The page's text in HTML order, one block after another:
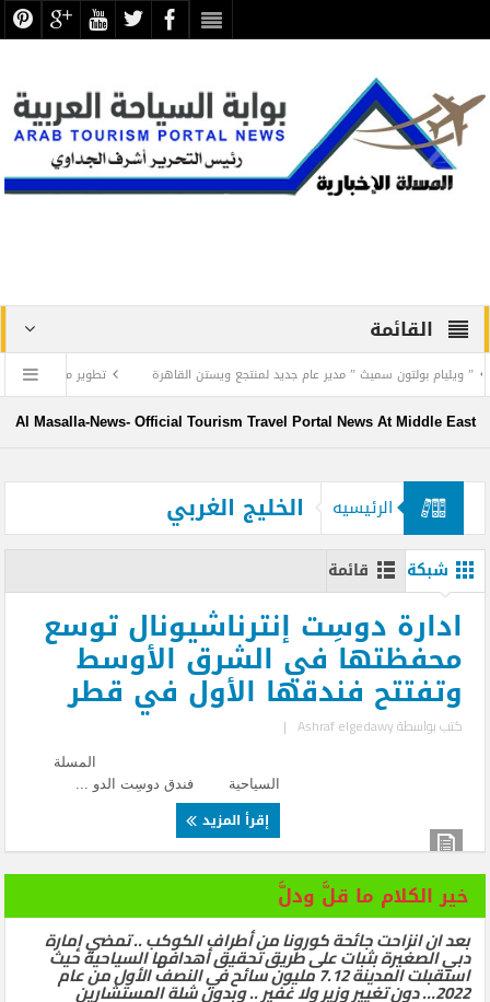
القائمة
بولتون سميث ” مدير عام جديد لمنتجع ويستن القاهرة تطوير منظومة العمل
Al Masalla-News- Official Tourism Travel Portal News At Middle East
الرئيسيه الخليج الغربي
شبكة قائمة
ادارة دوسِت إنترناشيونال توسع
محفظتها في الشرق الأوسط
وتفتتح فندقها الأول في قطر
كتب بواسطةAshraf elgedawy
|
المسلة
السياحية فندق دوسِت الدو ...
إقرأ المزيد
خير الكلام ما قلَّ ودلَّ
بعد ان انزاحت جائحة كورونا من أطراف الكوكب .. تمضي إمارة
دبي الصغيرة بثبات على طريق تحقيق أهدافها السياحية حيث
استقبلت المدينة 7.12 مليون سائح في النصف الأول من عام
2022… دون تغيير وزير ولا غفير .. وبدون شلة المستشارين